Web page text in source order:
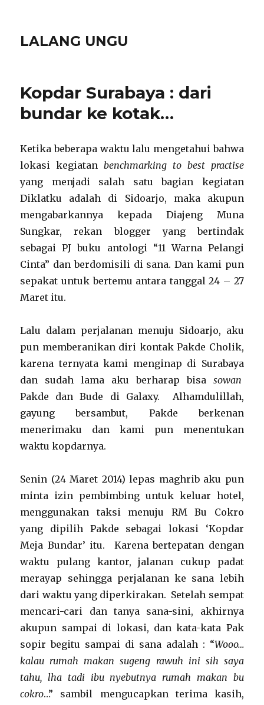
LALANG UNGU
Kopdar Surabaya : dari
bundar ke kotak…
Ketika beberapa waktu lalu mengetahui bahwa
lokasi kegiatanbenchmarking to best practise
yang menjadi salah satu bagian kegiatan
Diklatku adalah di Sidoarjo, maka akupun
mengabarkannya kepada Diajeng Muna
Sungkar, rekan blogger yang bertindak
sebagai PJ buku antologi “11 Warna Pelangi
Cinta” dan berdomisili di sana. Dan kami pun
sepakat untuk bertemu antara tanggal 24 – 27
Maret itu.
Lalu dalam perjalanan menuju Sidoarjo, aku
pun memberanikan diri kontak Pakde Cholik,
karena ternyata kami menginap di Surabaya
dan sudah lama aku berharap bisa sowan
Pakde dan Bude di Galaxy. Alhamdulillah,
gayung bersambut, Pakde berkenan
menerimaku dan kami pun menentukan
waktu kopdarnya.
Senin (24 Maret 2014) lepas maghrib aku pun
minta izin pembimbing untuk keluar hotel,
menggunakan taksi menuju RM Bu Cokro
yang dipilih Pakde sebagai lokasi ‘Kopdar
Meja Bundar’ itu. Karena bertepatan dengan
waktu pulang kantor, jalanan cukup padat
merayap sehingga perjalanan ke sana lebih
dari waktu yang diperkirakan. Setelah sempat
mencari-cari dan tanya sana-sini, akhirnya
akupun sampai di lokasi, dan kata-kata Pak
sopir begitu sampai di sana adalah : “Wooo…
kalau rumah makan sugeng rawuh ini sih saya
tahu, lha tadi ibu nyebutnya rumah makan bu
cokro…” sambil mengucapkan terima kasih,